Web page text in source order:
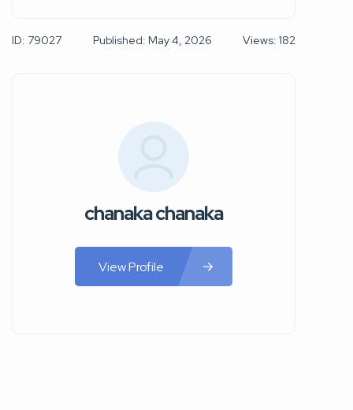
ID: 79027 Published: May 4, 2026 Views: 182
chanaka chanaka
View Profile